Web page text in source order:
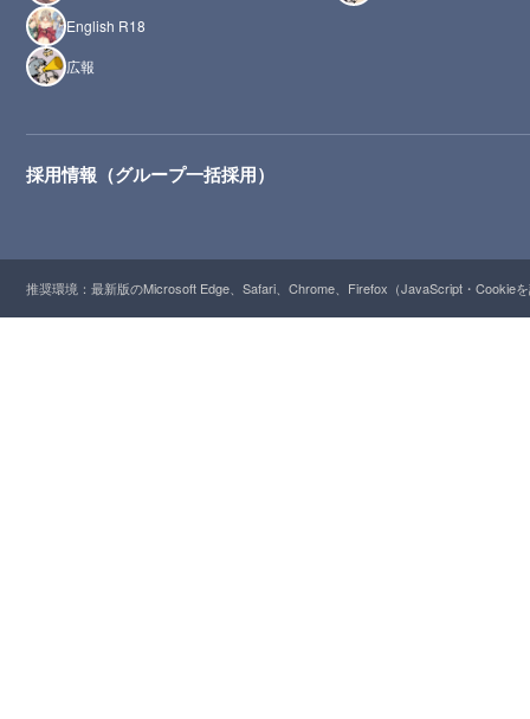
English R18
広報
採用情報（グループ一括採用）
推奨環境：最新版のMicrosoft Edge、Safari、Chrome、Firefox（JavaScript・Cookie